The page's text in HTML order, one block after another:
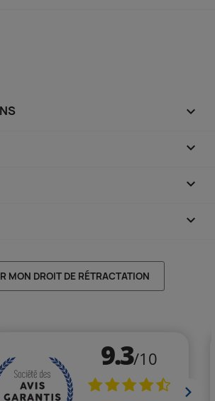



keyboard_arrow_down
MON DROIT DE RÉTRACTATION